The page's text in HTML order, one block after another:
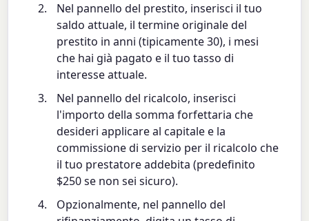
Nel pannello del prestito, inserisci il tuo
saldo attuale, il termine originale del
prestito in anni (tipicamente 30), i mesi
che hai già pagato e il tuo tasso di
interesse attuale.
Nel pannello del ricalcolo, inserisci
l'importo della somma forfettaria che
desideri applicare al capitale e la
commissione di servizio per il ricalcolo che
il tuo prestatore addebita (predefinito
$250 se non sei sicuro).
Opzionalmente, nel pannello del